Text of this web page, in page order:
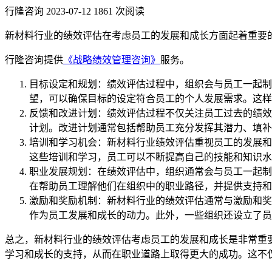
行隆咨询 2023-07-12 1861 次阅读
新材料行业的绩效评估在考虑员工的发展和成长方面起着重
行隆咨询提供 《战略绩效管理咨询》 服务。
目标设定和规划：绩效评估过程中，组织会与员工一起
望，可以确保目标的设定符合员工的个人发展需求。这
反馈和改进计划：绩效评估过程不仅关注员工过去的绩
计划。改进计划通常包括帮助员工充分发挥其潜力、填
培训和学习机会：新材料行业绩效评估重视员工的发展
这些培训和学习，员工可以不断提高自己的技能和知识
职业发展规划：在绩效评估中，组织通常会与员工一起
在帮助员工理解他们在组织中的职业路径，并提供支持
激励和奖励机制：新材料行业的绩效评估通常与激励和
作为员工发展和成长的动力。此外，一些组织还设立了
总之，新材料行业的绩效评估考虑员工的发展和成长是非常
学习和成长的支持，从而在职业道路上取得更大的成功。这